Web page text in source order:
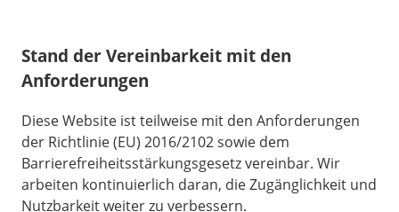
Stand der Vereinbarkeit mit den
Anforderungen
Diese Website ist teilweise mit den Anforderungen
der Richtlinie (EU) 2016/2102 sowie dem
Barrierefreiheitsstärkungsgesetz vereinbar. Wir
arbeiten kontinuierlich daran, die Zugänglichkeit und
Nutzbarkeit weiter zu verbessern.